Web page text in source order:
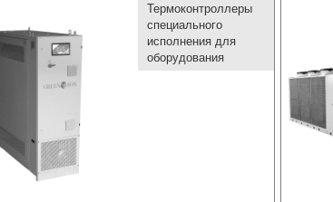
Термоконтроллеры
специального
исполнения для
оборудования